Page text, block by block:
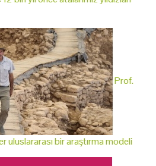
Prof.
uluslararası bir araştırma modeli